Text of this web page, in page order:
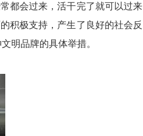
都会过来，活干完了就可以过来
积极支持，产生了良好的社会反
明品牌的具体举措。